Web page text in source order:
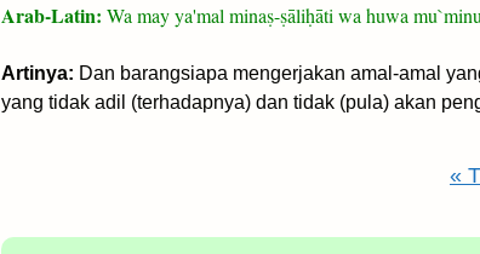
Arab-Latin: Wa may ya'mal minaṣ-ṣāliḥāti wa huwa
Artinya: Dan barangsiapa mengerjakan amal-amal
yang tidak adil (terhadapnya) dan tidak (pula) akan
«